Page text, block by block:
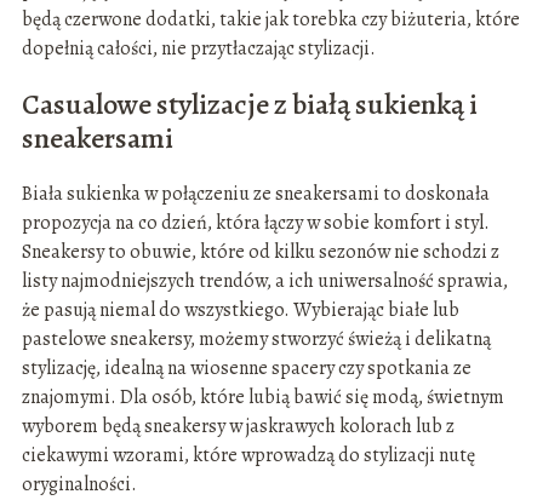
będą czerwone dodatki, takie jak torebka czy biżuteria, które
dopełnią całości, nie przytłaczając stylizacji.
Casualowe stylizacje z białą sukienką i
sneakersami
Biała sukienka w połączeniu ze sneakersami to doskonała
propozycja na co dzień, która łączy w sobie komfort i styl.
Sneakersy to obuwie, które od kilku sezonów nie schodzi z
listy najmodniejszych trendów, a ich uniwersalność sprawia,
że pasują niemal do wszystkiego. Wybierając białe lub
pastelowe sneakersy, możemy stworzyć świeżą i delikatną
stylizację, idealną na wiosenne spacery czy spotkania ze
znajomymi. Dla osób, które lubią bawić się modą, świetnym
wyborem będą sneakersy w jaskrawych kolorach lub z
ciekawymi wzorami, które wprowadzą do stylizacji nutę
oryginalności.